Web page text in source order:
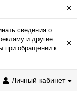
×
сведения о
и другие
при обращении к
×
Личный кабинет